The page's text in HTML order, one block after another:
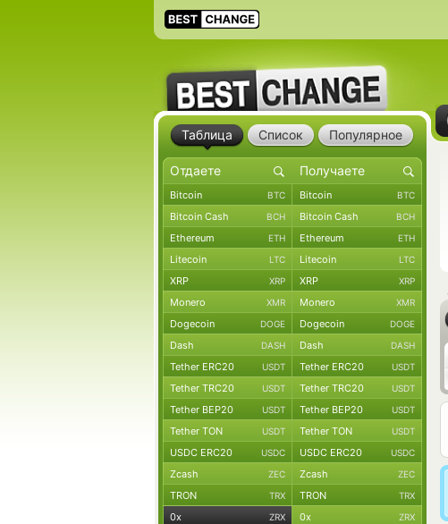
Таблица Список Популярное
Bitcoin BTC Bitcoin BTC
Bitcoin Cash BCH Bitcoin Cash BCH
Ethereum ETH Ethereum ETH
Litecoin LTC Litecoin LTC
XRP XRP XRP XRP
Monero XMR Monero XMR
Dogecoin DOGE Dogecoin DOGE
Dash DASH Dash DASH
Tether ERC20 USDT Tether ERC20 USDT
Tether TRC20 USDT Tether TRC20 USDT
Tether BEP20 USDT Tether BEP20 USDT
Tether TON USDT Tether TON USDT
USDC ERC20 USDC USDC ERC20 USDC
Zcash ZEC Zcash ZEC
TRON TRX TRON TRX
0x ZRX 0x ZRX